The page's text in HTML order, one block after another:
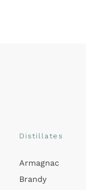
Distillates
Armagnac
Brandy